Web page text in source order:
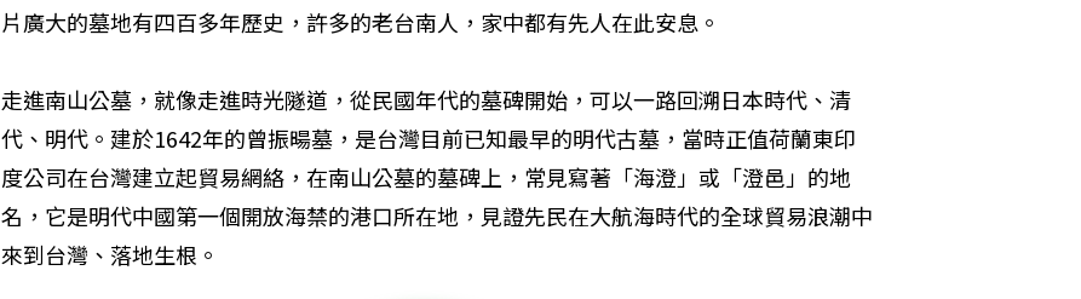
片廣大的墓地有四百多年歷史，許多的老台南人，家中都有先人在此安息。
走進南山公墓，就像走進時光隧道，從民國年代的墓碑開始，可以一路回溯日本時代、清
代、明代。建於1642年的曾振暘墓，是台灣目前已知最早的明代古墓，當時正值荷蘭東印
度公司在台灣建立起貿易網絡，在南山公墓的墓碑上，常見寫著「海澄」或「澄邑」的地
名，它是明代中國第一個開放海禁的港口所在地，見證先民在大航海時代的全球貿易浪潮中
來到台灣、落地生根。